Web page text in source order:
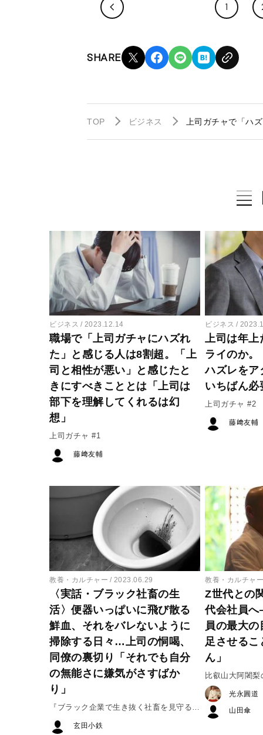
1
SHARE
TOP ビジネス 上司ガチャで「ハ
ビジネス 2023.12.14
職場で「上司ガチャにハズれ
た」と感じる人は8割超。「上
司と相性が悪い」と感じたと
きにすべきこととは「上司は
部下を理解してくれるは幻
想」
上司ガチャ #1
藤﨑友輔
ビジネス
上司は年上
ライのか
ハズレをア
いちばん必
上司ガチャ #2
藤﨑友輔
教養・カルチャー 2023.06.29
〈実話・ブラック社畜の生
活〉便器いっぱいに飛び散る
鮮血、それをバレないように
掃除する日々…上司の恫喝、
同僚の裏切り「それでも自分
の無能さに嫌気がさすばか
り」
『ブラック企業で生き抜く社畜を見守る
本』#2玄田小鉄
教養・カルチャ
Z世代との
代会社員
員の最大
足させるこ
ん」
比叡山大阿闍
光永圓道
山田傘